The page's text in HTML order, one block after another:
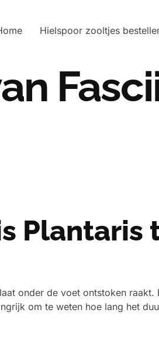
Hielspoor zooltjes
Plantaris
onder de voet ontstoken raakt.
om te weten hoe lang het